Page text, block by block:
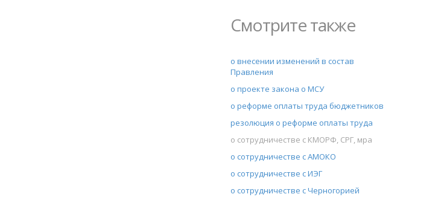
Смотрите также
о внесении изменeний в состав
Правления
о проекте закона о МСУ
о реформе оплаты труда бюджетников
резолюция о реформе оплаты труда
о сотрудничестве с КМОРФ, СРГ, мра
о сотрудничестве с АМОКО
о сотрудничестве с ИЭГ
о сотрудничестве с Черногорией